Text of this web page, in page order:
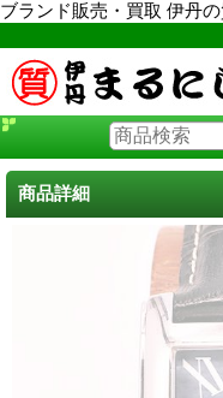
ブランド販売・買取 伊丹の
商品詳細